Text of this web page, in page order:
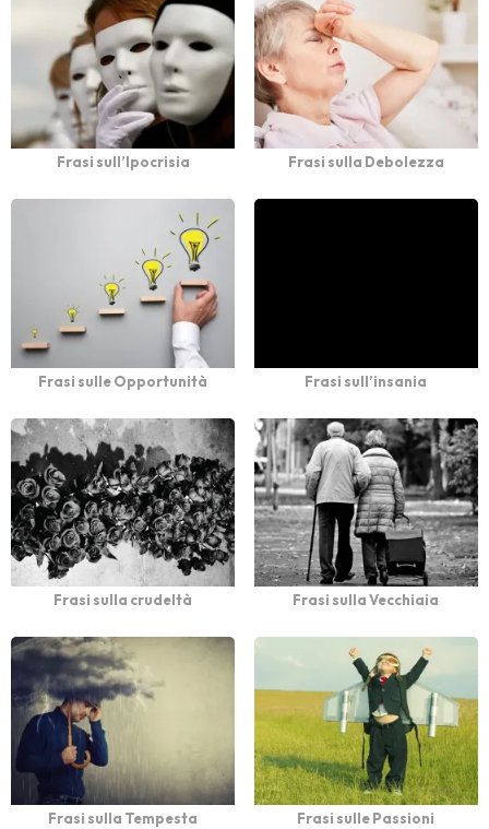
Frasi sull’Ipocrisia Frasi sulla Debolezza
Frasi sulle Opportunità Frasi sull’insania
Frasi sulla crudeltà Frasi sulla Vecchiaia
Frasi sulla Tempesta Frasi sulle Passioni